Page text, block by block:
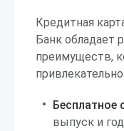
Кредитная
Банк обладает
преимуществ,
Бесплатное
выпуск и